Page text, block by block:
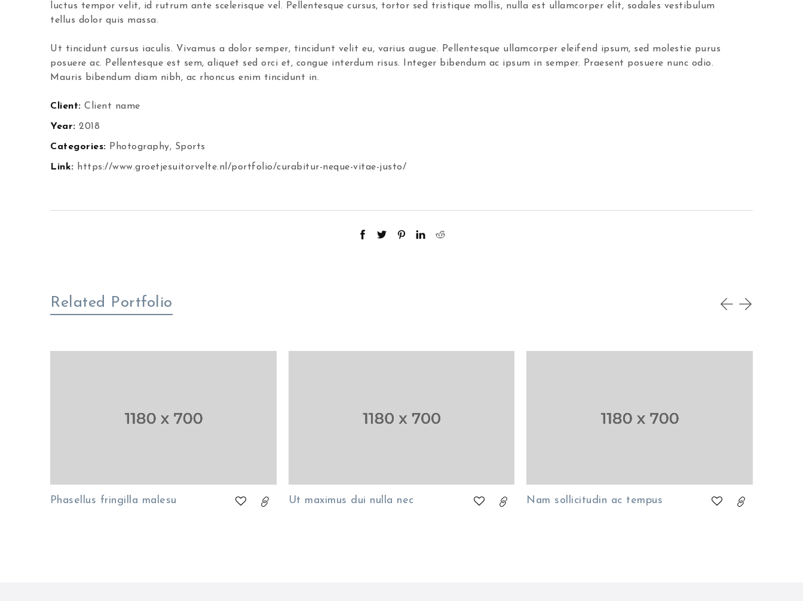
luctus tempor velit, id rutrum ante scelerisque vel. Pellentesque cursus, tortor sed tristique mollis, nulla est ullamcorper elit, sodales vestibulum
tellus dolor quis massa.
Ut tincidunt cursus iaculis. Vivamus a dolor semper, tincidunt velit eu, varius augue. Pellentesque ullamcorper eleifend ipsum, sed molestie purus
posuere ac. Pellentesque est sem, aliquet sed orci et, congue interdum risus. Integer bibendum ac ipsum in semper. Praesent posuere nunc odio.
Mauris bibendum diam nibh, ac rhoncus enim tincidunt in.
Client: Client name
Year: 2018
Categories: Photography, Sports
Link: https://www.groetjesuitorvelte.nl/portfolio/curabitur-neque-vitae-justo/
Related Portfolio
Phasellus fringilla malesu Ut maximus dui nulla nec Nam sollicitudin ac tempus